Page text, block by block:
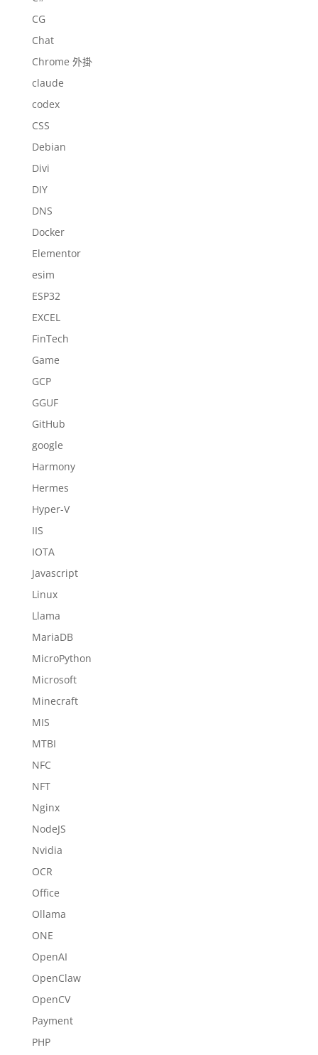
CG
Chat
Chrome 外掛
claude
codex
CSS
Debian
Divi
DIY
DNS
Docker
Elementor
esim
ESP32
EXCEL
FinTech
Game
GCP
GGUF
GitHub
google
Harmony
Hermes
Hyper-V
IIS
IOTA
Javascript
Linux
Llama
MariaDB
MicroPython
Microsoft
Minecraft
MIS
MTBI
NFC
NFT
Nginx
NodeJS
Nvidia
OCR
Office
Ollama
ONE
OpenAI
OpenClaw
OpenCV
Payment
PHP